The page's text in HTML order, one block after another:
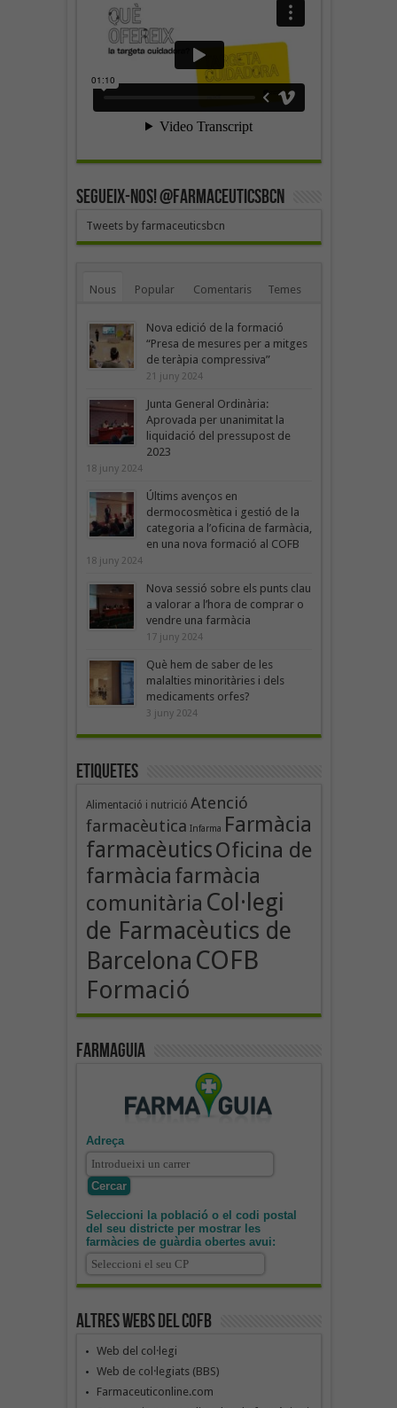
SEGUEIX-NOS! @farmaceuticsbcn
Tweets by farmaceuticsbcn
Nous Popular Comentaris Temes
Nova edició de la formació
“Presa de mesures per a mitges
de teràpia compressiva”
21 juny 2024
Junta General Ordinària:
Aprovada per unanimitat la
liquidació del pressupost de
2023
18 juny 2024
Últims avenços en
dermocosmètica i gestió de la
categoria a l’oficina de farmàcia,
en una nova formació al COFB
18 juny 2024
Nova sessió sobre els punts clau
a valorar a l’hora de comprar o
vendre una farmàcia
17 juny 2024
Què hem de saber de les
malalties minoritàries i dels
medicaments orfes?
3 juny 2024
Etiquetes
Alimentació i nutrició Atenció
farmacèutica Infarma Farmàcia
farmacèuticsOficina de
farmàcia farmàcia
comunitària Col·legi
de Farmacèutics de
Barcelona COFB
Formació
Farmaguia
Adreça
Seleccioni la població o el codi postal
del seu districte per mostrar les
farmàcies de guàrdia obertes avui:
Altres webs del COFB
Web del col·legi
Web de col·legiats (BBS)
Farmaceuticonline.com